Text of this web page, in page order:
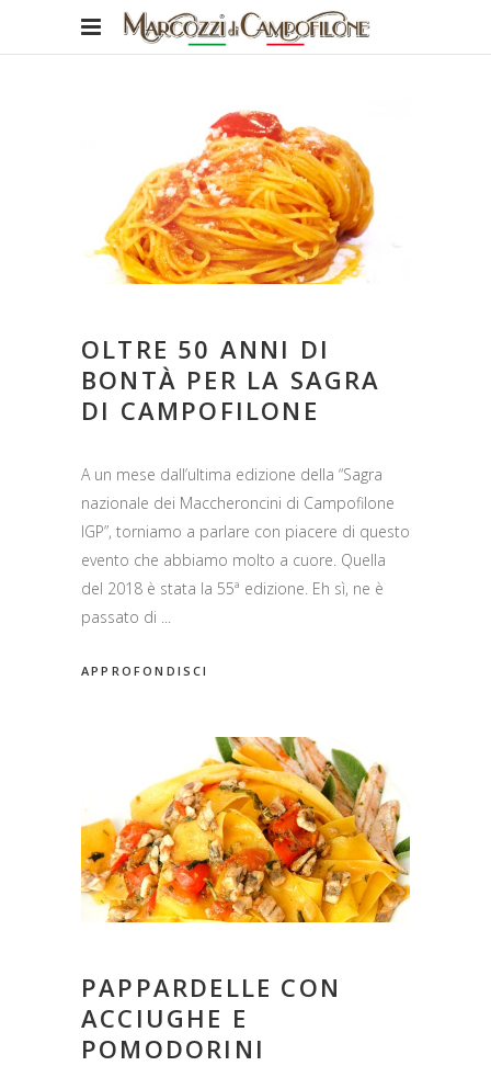
OLTRE 50 ANNI DI
BONTÀ PER LA SAGRA
DI CAMPOFILONE
A un mese dall’ultima edizione della “Sagra
nazionale dei Maccheroncini di Campofilone
IGP”, torniamo a parlare con piacere di questo
evento che abbiamo molto a cuore. Quella
del 2018 è stata la 55ª edizione. Eh sì, ne è
passato di
APPROFONDISCI
PAPPARDELLE CON
ACCIUGHE E
POMODORINI